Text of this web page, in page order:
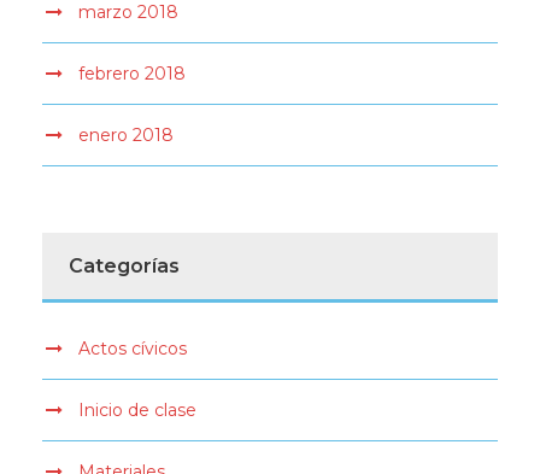
marzo 2018
febrero 2018
enero 2018
Categorías
Actos cívicos
Inicio de clase